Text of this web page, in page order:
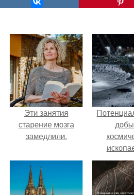
Эти занятия
старение мозга
замедлили.
100